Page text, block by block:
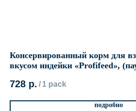
Консервированный корм для
вкусом индейки «Profifeed»,
728 р. / 1 pack
подробно